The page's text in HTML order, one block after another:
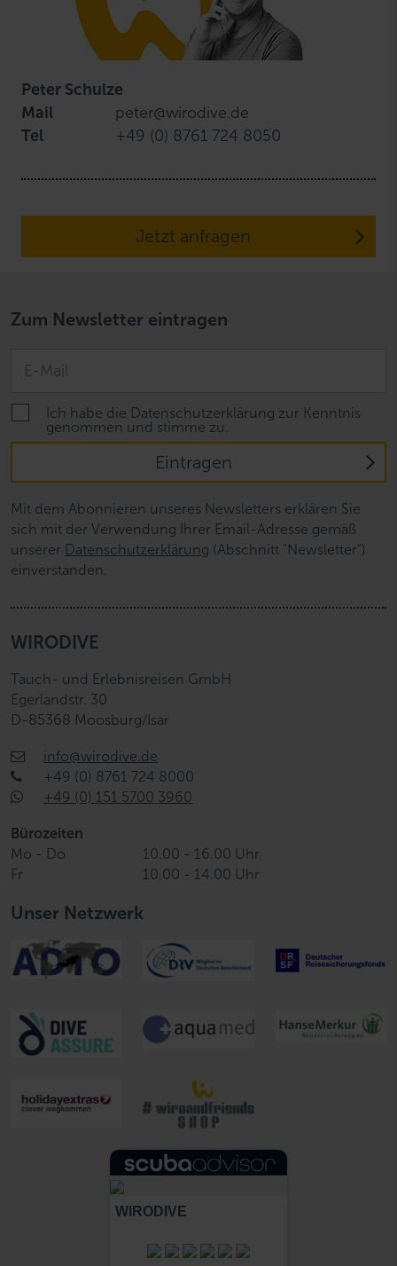
Peter Schulze
Mail
peter@wirodive.de
Tel
+49 (0) 8761 724 8050
Jetzt anfragen
Zum Newsletter eintragen
Ich habe die Datenschutzerklärung zur Kenntnis
genommen und stimme zu.
Eintragen
Mit dem Abonnieren unseres Newsletters erklären Sie
sich mit der Verwendung Ihrer Email-Adresse gemäß
unserer Datenschutzerklärung (Abschnitt "Newsletter")
einverstanden.
WIRODIVE
Tauch- und Erlebnisreisen GmbH
Egerlandstr. 30
D-85368 Moosburg/Isar
info@wirodive.de
+49 (0) 8761 724 8000
+49 (0) 151 5700 3960
Bürozeiten
Mo - Do
10.00 - 16.00 Uhr
Fr
10.00 - 14.00 Uhr
Unser Netzwerk
WIRODIVE